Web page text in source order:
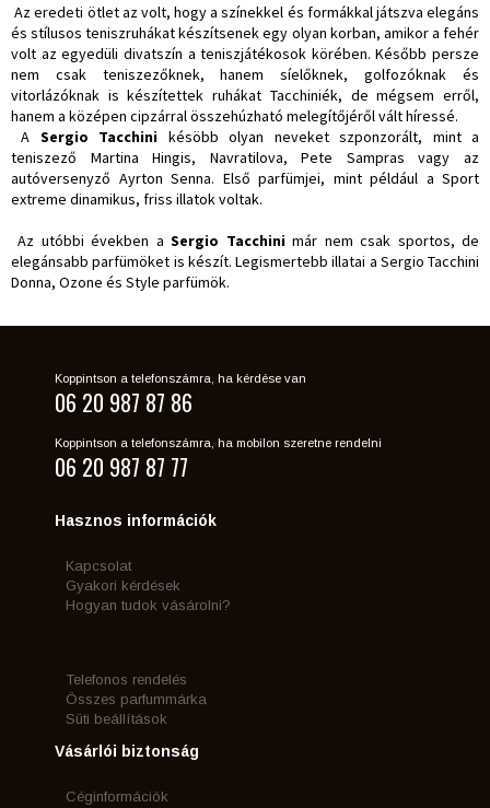
Az eredeti ötlet az volt, hogy a színekkel és formákkal játszva elegáns
és stílusos teniszruhákat készítsenek egy olyan korban, amikor a fehér
volt az egyedüli divatszín a teniszjátékosok körében. Később persze
nem csak teniszezőknek, hanem síelőknek, golfozóknak és
vitorlázóknak is készítettek ruhákat Tacchiniék, de mégsem erről,
hanem a középen cipzárral összehúzható melegítőjéről vált híressé.
A Sergio Tacchini késöbb olyan neveket szponzorált, mint a
teniszező Martina Hingis, Navratilova, Pete Sampras vagy az
autóversenyző Ayrton Senna. Első parfümjei, mint például a Sport
extreme dinamikus, friss illatok voltak.
Az utóbbi években aSergio Tacchinimár nem csak sportos, de
elegánsabb parfümöket is készít. Legismertebb illatai a Sergio Tacchini
Donna, Ozone és Style parfümök.
Koppintson a telefonszámra, ha kérdése van
06 20 987 87 86
Koppintson a telefonszámra, ha mobilon szeretne rendelni
06 20 987 87 77
Hasznos információk
Kapcsolat
Gyakori kérdések
Hogyan tudok vásárolni?
Telefonos rendelés
Összes parfummárka
Süti beállítások
Vásárlói biztonság
Céginformációk